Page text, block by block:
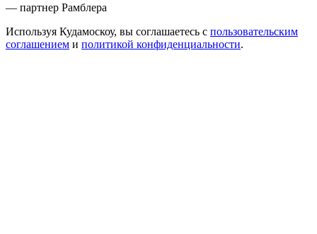
— партнер Рамблера
Используя Кудамоскоу, вы соглашаетесь с пользовательским
соглашением и политикой конфиденциальности.